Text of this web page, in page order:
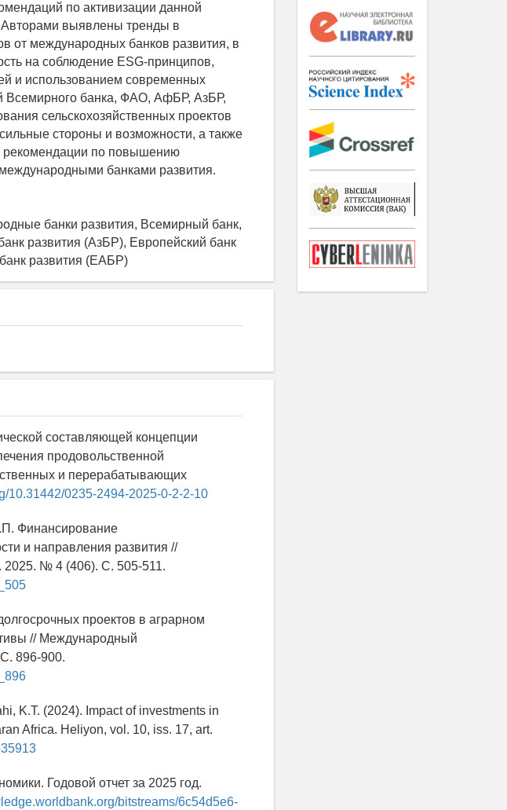
по активизации данной
Авторами выявлены тренды в
от международных банков развития, в
на соблюдение ESG-принципов,
и использованием современных
Всемирного банка, ФАО, АфБР, АзБР,
сельскохозяйственных проектов
стороны и возможности, а также
рекомендации по повышению
банками развития.
банки развития, Всемирный банк,
развития (АзБР), Европейский банк
развития (ЕАБР)
составляющей концепции
продовольственной
и перерабатывающих
10.31442/0235-2494-2025-0-2-2-10
Финансирование
и направления развития //
2025. № 4 (406). С. 505-511.
проектов в аграрном
// Международный
896-900.
K.T. (2024). Impact of investments in
Africa. Heliyon, vol. 10, iss. 17, art.
Годовой отчет за 2025 год.
bitstreams/6c54d5e6-